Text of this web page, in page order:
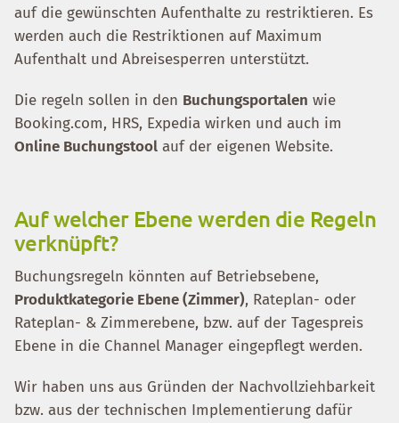
auf die gewünschten Aufenthalte zu restriktieren. Es
werden auch die Restriktionen auf Maximum
Aufenthalt und Abreisesperren unterstützt.
Die regeln sollen in den Buchungsportalen wie
Booking.com, HRS, Expedia wirken und auch im
Online Buchungstool auf der eigenen Website.
Auf welcher Ebene werden die Regeln
verknüpft?
Buchungsregeln könnten auf Betriebsebene,
Produktkategorie Ebene (Zimmer), Rateplan- oder
Rateplan- & Zimmerebene, bzw. auf der Tagespreis
Ebene in die Channel Manager eingepflegt werden.
Wir haben uns aus Gründen der Nachvollziehbarkeit
bzw. aus der technischen Implementierung dafür